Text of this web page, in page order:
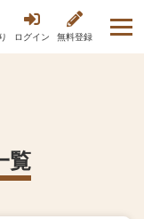
ログイン 無料登録
覧